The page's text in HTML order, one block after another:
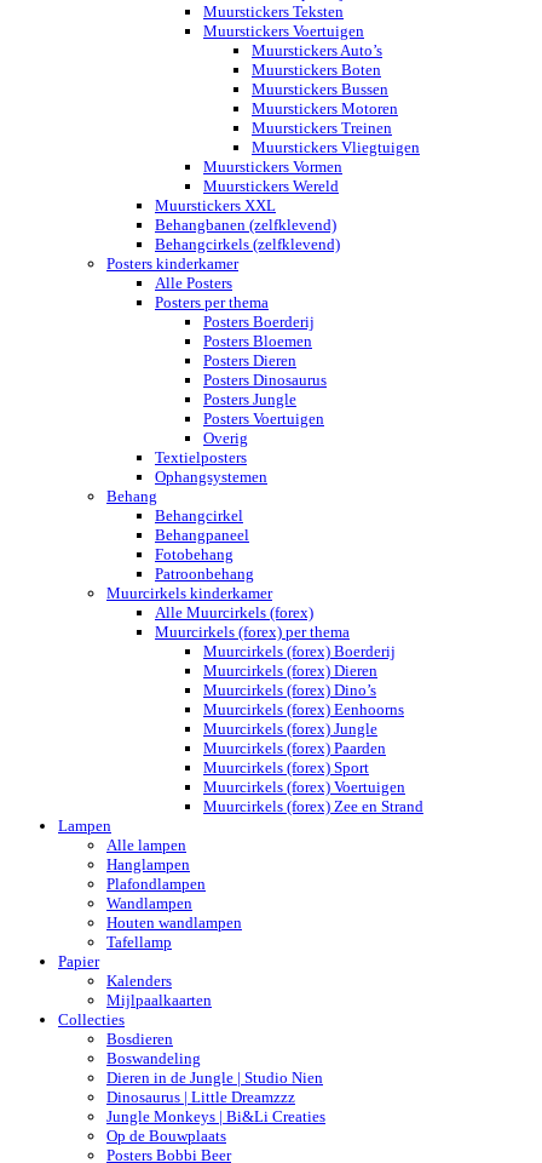
Muurstickers Teksten
Muurstickers Voertuigen
Muurstickers Auto’s
Muurstickers Boten
Muurstickers Bussen
Muurstickers Motoren
Muurstickers Treinen
Muurstickers Vliegtuigen
Muurstickers Vormen
Muurstickers Wereld
Muurstickers XXL
Behangbanen (zelfklevend)
Behangcirkels (zelfklevend)
Posters kinderkamer
Alle Posters
Posters per thema
Posters Boerderij
Posters Bloemen
Posters Dieren
Posters Dinosaurus
Posters Jungle
Posters Voertuigen
Overig
Textielposters
Ophangsystemen
Behang
Behangcirkel
Behangpaneel
Fotobehang
Patroonbehang
Muurcirkels kinderkamer
Alle Muurcirkels (forex)
Muurcirkels (forex) per thema
Muurcirkels (forex) Boerderij
Muurcirkels (forex) Dieren
Muurcirkels (forex) Dino’s
Muurcirkels (forex) Eenhoorns
Muurcirkels (forex) Jungle
Muurcirkels (forex) Paarden
Muurcirkels (forex) Sport
Muurcirkels (forex) Voertuigen
Muurcirkels (forex) Zee en Strand
Lampen
Alle lampen
Hanglampen
Plafondlampen
Wandlampen
Houten wandlampen
Tafellamp
Papier
Kalenders
Mijlpaalkaarten
Collecties
Bosdieren
Boswandeling
Dieren in de Jungle | Studio Nien
Dinosaurus | Little Dreamzzz
Jungle Monkeys | Bi&Li Creaties
Op de Bouwplaats
Posters Bobbi Beer